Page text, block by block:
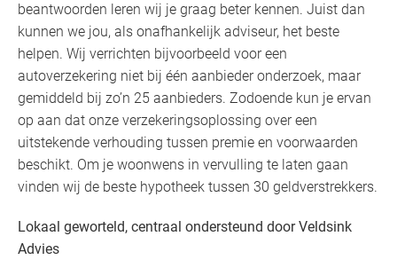
beantwoorden leren wij je graag beter kennen. Juist dan
kunnen we jou, als onafhankelijk adviseur, het beste
helpen. Wij verrichten bijvoorbeeld voor een
autoverzekering niet bij één aanbieder onderzoek, maar
gemiddeld bij zo’n 25 aanbieders. Zodoende kun je ervan
op aan dat onze verzekeringsoplossing over een
uitstekende verhouding tussen premie en voorwaarden
beschikt. Om je woonwens in vervulling te laten gaan
vinden wij de beste hypotheek tussen 30 geldverstrekkers.
Lokaal geworteld, centraal ondersteund door Veldsink
Advies